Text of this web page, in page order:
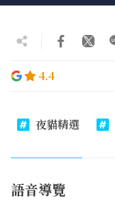
4.4
夜貓精選
語音導覽